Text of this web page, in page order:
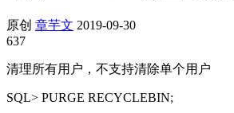
原创 章芋文 2019-09-30
637
清理所有用户，不支持清除单个用户
SQL> PURGE RECYCLEBIN;